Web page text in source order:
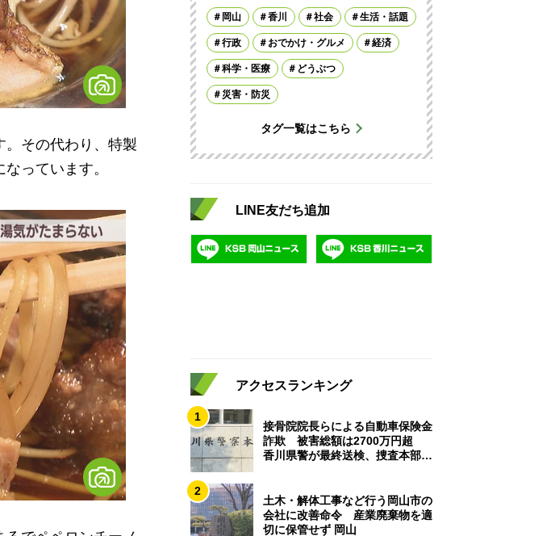
その代わり、特製
っています。
岡山 香川 社会 生活・話題
行政 おでかけ・グルメ 経済
科学・医療 どうぶつ
災害・防災
タグ一覧はこちら
LINE友だち追加
アクセスランキング
1
接骨院院長らによる自動車保険金
詐欺 被害総額は2700万円超
香川県警が最終送検、捜査本部解
2
土木・解体工事など行う岡山市の
会社に改善命令 産業廃棄物を適
切に保管せず 岡山